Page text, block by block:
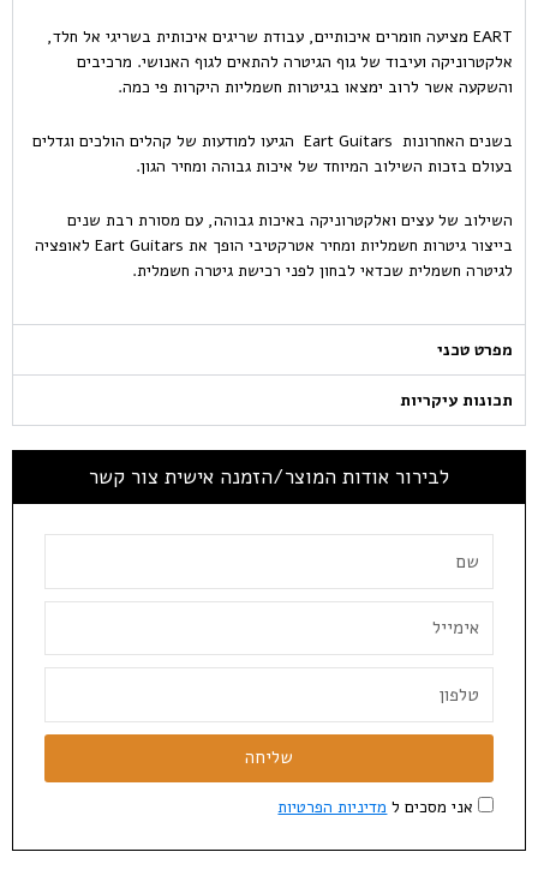
EART מציעה חומרים איכותיים, עבודת שריגים איכותית בשריגי אל חלד,
אלקטרוניקה ועיבוד של גוף הגיטרה להתאים לגוף האנושי. מרכיבים
והשקעה אשר לרוב ימצאו בגיטרות חשמליות היקרות פי כמה.
בשנים האחרונות Eart Guitars הגיעו למודעות של קהלים הולכים וגדלים
בעולם בזכות השילוב המיוחד של איכות גבוהה ומחיר הגון.
השילוב של עצים ואלקטרוניקה באיכות גבוהה, עם מסורת רבת שנים
בייצור גיטרות חשמליות ומחיר אטרקטיבי הופך את Eart Guitars לאופציה
לגיטרה חשמלית שכדאי לבחון לפני רכישת גיטרה חשמלית.
מפרט טכני
תכונות עיקריות
לבירור אודות המוצר/הזמנה אישית צור קשר
אני מסכים ל מדיניות הפרטיות
שליחה